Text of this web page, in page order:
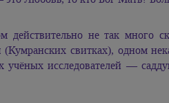
действительно не так много
свитках), одном
исследователей —